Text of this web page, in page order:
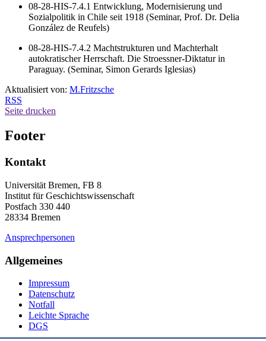
08-28-HIS-7.4.1 Entwicklung, Modernisierung und
Sozialpolitik in Chile seit 1918 (Seminar, Prof. Dr. Delia
González de Reufels)
08-28-HIS-7.4.2 Machtstrukturen und Machterhalt
autokratischer Herrschaft. Die Stroessner-Diktatur in
Paraguay. (Seminar, Simon Gerards Iglesias)
Aktualisiert von: M.Fritzsche
RSS
Seite drucken
Footer
Kontakt
Universität Bremen, FB 8
Institut für Geschichtswissenschaft
Postfach 330 440
28334 Bremen
Ansprechpersonen
Allgemeines
Impressum
Datenschutz
Notfall
Leichte Sprache
DGS